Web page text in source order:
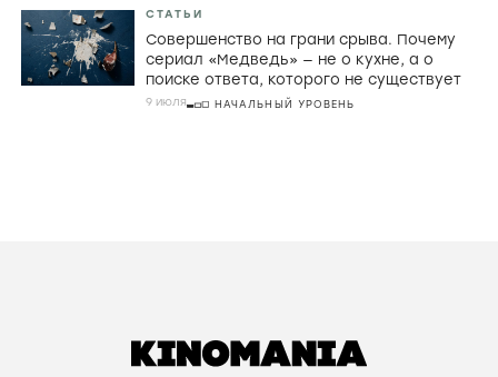
РЕЦЕНЗИИ
Плюс в карму: Опасная тюряга, злой дух
и юморные танцы в «Призраке в клетке»
Джоко Анвара
29 июля СРЕДНИЙ УРОВЕНЬ
сериал «Медведь» — не о кухне, а о
поиске ответа, которого не существует